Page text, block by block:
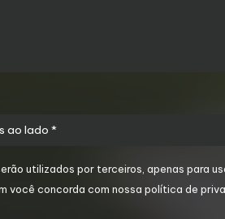
utilizados por terceiros, apenas para
você concorda com nossa política de